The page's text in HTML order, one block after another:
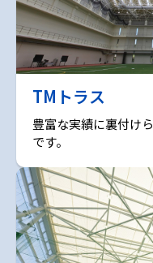
TMトラス
豊富な実績に裏付け
です。